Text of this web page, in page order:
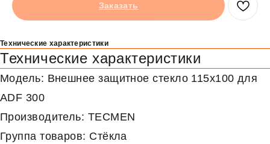
Заказать
Технические характеристики
Технические характеристики
Модель: Внешнее защитное стекло 115х100 для
ADF 300
Производитель: TECMEN
Группа товаров: Стёкла